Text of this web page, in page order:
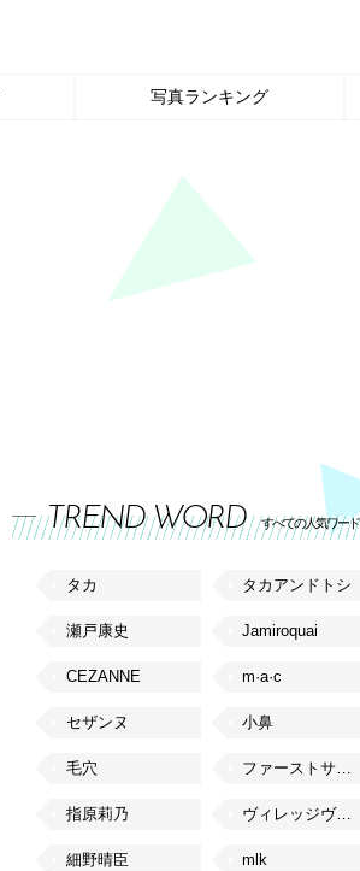
写真ランキング
TREND WORD すべての人気ワード
タカ タカアンドトシ
瀬戸康史 Jamiroquai
CEZANNE m·a·c
セザンヌ 小鼻
毛穴 ファーストサマーウイカ
指原莉乃 ヴィレッジヴァンガード
細野晴臣 mlk